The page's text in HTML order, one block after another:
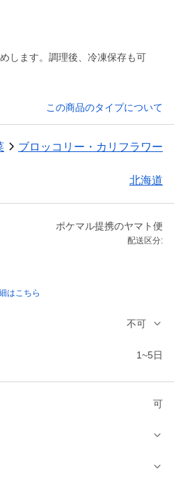
します。調理後、冷凍保存も可
この商品のタイプについて
ブロッコリー・カリフラワー
北海道
ポケマル提携のヤマト便
配送区分:
はこちら
不可
1~5日
可